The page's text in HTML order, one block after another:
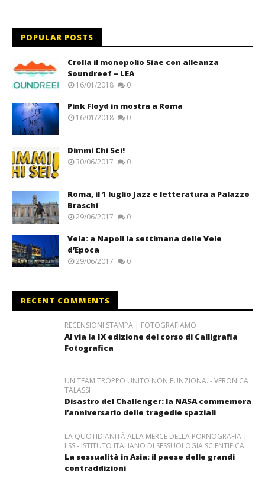
POPULAR POSTS
Crolla il monopolio Siae con alleanza
Soundreef – LEA
16/01/2018 0
Pink Floyd in mostra a Roma
16/01/2018 0
Dimmi Chi Sei!
30/06/2017 0
Roma, il 1 luglio Jazz e letteratura a Palazzo
Braschi
29/06/2017 0
Vela: a Napoli la settimana delle Vele
d’Epoca
29/06/2017 0
RECENT COMMENTS
RECENSIONI STAMPA | FOTOGRAFIAMO
Al via la IX edizione del corso di Calligrafia
Fotografica
UN TEAM TROPPO UNITO NON FUNZIONA. - VERONICA
TALASSI
Disastro del Challenger: la NASA commemora
l’anniversario delle tragedie spaziali
LA QUOTIDIANITÀ ALLA MERCÉ DELLA PORNOGRAFIA |
IISS - ISTITUTO ITALIANO DI SESSUOLOGIA SCIENTIFICA
La sessualità in Asia: il paese delle grandi
contraddizioni